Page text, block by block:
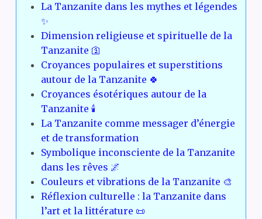
La Tanzanite dans les mythes et légendes
✨
Dimension religieuse et spirituelle de la
Tanzanite 🛐
Croyances populaires et superstitions
autour de la Tanzanite 🍀
Croyances ésotériques autour de la
Tanzanite 🕯️
La Tanzanite comme messager d’énergie
et de transformation
Symbolique inconsciente de la Tanzanite
dans les rêves 🌌
Couleurs et vibrations de la Tanzanite 🎨
Réflexion culturelle : la Tanzanite dans
l’art et la littérature 📜